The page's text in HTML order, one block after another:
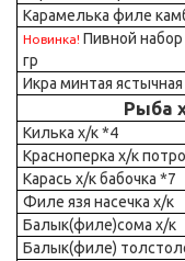
Карамелька филе
Новинка! Пивной набор
гр
Икра минтая
Рыба
Килька х/к *4
Красноперка х/к
Карась х/к бабочка *7
Филе язя насечка х/к
Балык(филе)сома х/к
Балык(филе)